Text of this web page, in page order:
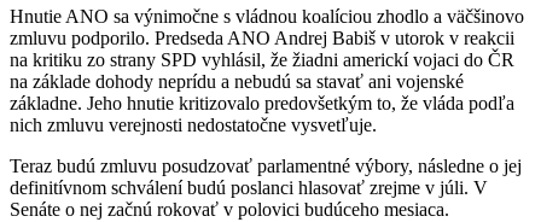
Hnutie ANO sa výnimočne s vládnou koalíciou zhodlo a väčšinovo
zmluvu podporilo. Predseda ANO Andrej Babiš v utorok v reakcii
na kritiku zo strany SPD vyhlásil, že žiadni americkí vojaci do ČR
na základe dohody neprídu a nebudú sa stavať ani vojenské
základne. Jeho hnutie kritizovalo predovšetkým to, že vláda podľa
nich zmluvu verejnosti nedostatočne vysvetľuje.
Teraz budú zmluvu posudzovať parlamentné výbory, následne o jej
definitívnom schválení budú poslanci hlasovať zrejme v júli. V
Senáte o nej začnú rokovať v polovici budúceho mesiaca.